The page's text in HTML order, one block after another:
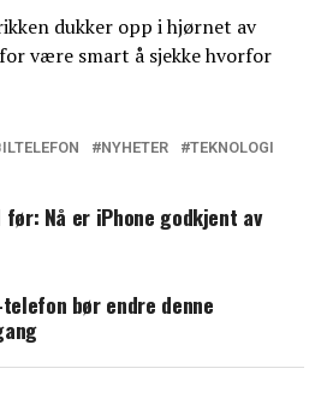
dukker opp i hjørnet av
være smart å sjekke hvorfor
NYHETER TEKNOLOGI
Nå er iPhone godkjent av
bør endre denne